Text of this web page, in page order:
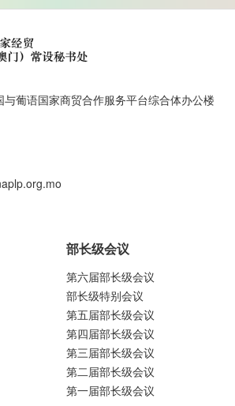
葡语国家商贸合作服务平台综合体办公楼
部长级会议
第六届部长级会议
部长级特别会议
第五届部长级会议
第四届部长级会议
第三届部长级会议
第二届部长级会议
第一届部长级会议